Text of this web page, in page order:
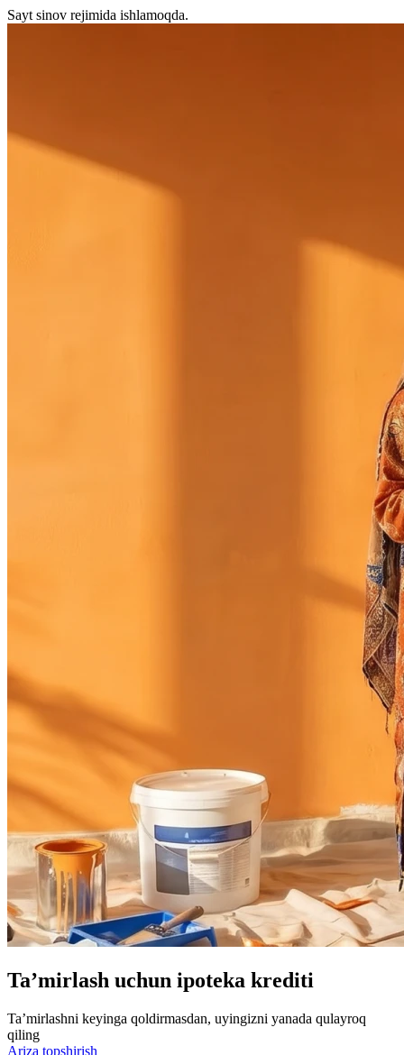
Sayt sinov rejimida ishlamoqda.
Ta’mirlash uchun ipoteka krediti
Ta’mirlashni keyinga qoldirmasdan, uyingizni yanada qulayroq
qiling
Ariza topshirish